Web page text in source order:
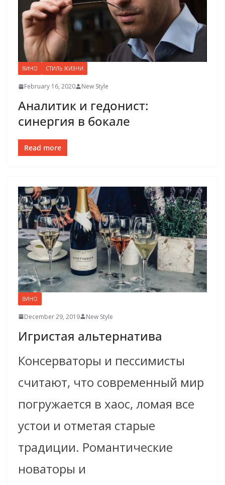
ВИНО СТИЛЬ ЖИЗНИ
February 16, 2020 New Style
Аналитик и гедонист:
синергия в бокале
Read more
ВИНО
December 29, 2019 New Style
Игристая альтернатива
Консерваторы и пессимисты
считают, что современный мир
погружается в хаос, ломая все
устои и отметая старые
традиции. Романтические
новаторы и